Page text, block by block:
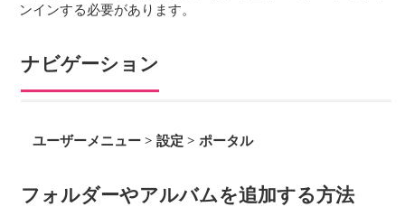
ンインする必要があります。
ナビゲーション
ユーザーメニュー > 設定 > ポータル
フォルダーやアルバムを追加する方法